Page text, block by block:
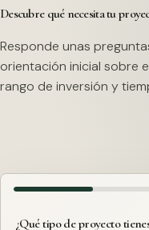
Descubre qué necesita tu
Responde unas
orientación inicial sobre
rango de inversión y
¿Qué tipo de proyecto